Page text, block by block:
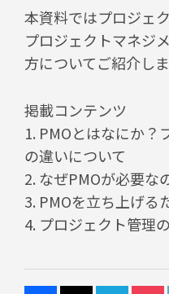
本資料ではプロジェ
プロジェクトマネジ
方についてご紹介しま
掲載コンテンツ
1. PMOとはなにか？
の違いについて
2. なぜPMOが必要な
3. PMOを立ち上げる
4. プロジェクト管理